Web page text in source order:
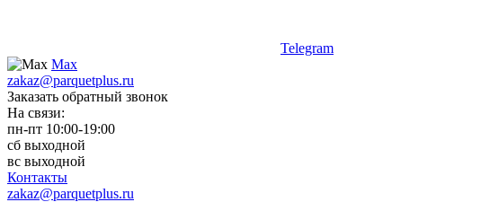
Telegram
Max
zakaz@parquetplus.ru
Заказать обратный звонок
На связи:
пн-пт 10:00-19:00
сб выходной
вс выходной
Контакты
zakaz@parquetplus.ru